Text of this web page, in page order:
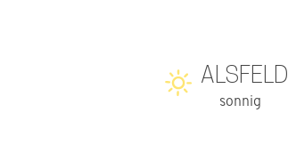
ALSFELD
sonnig